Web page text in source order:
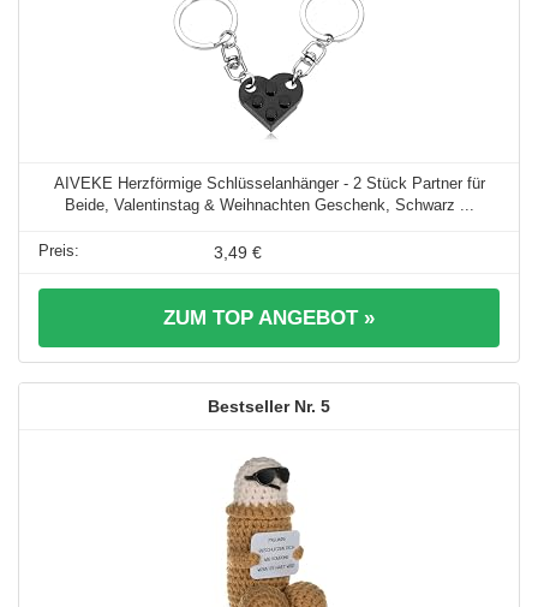
AIVEKE Herzförmige Schlüsselanhänger - 2 Stück Partner für
Beide, Valentinstag & Weihnachten Geschenk, Schwarz ...
3,49 €
ZUM TOP ANGEBOT »
5